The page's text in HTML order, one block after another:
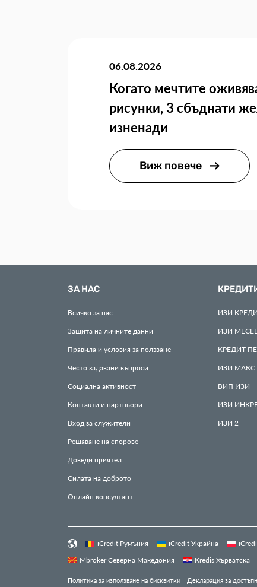
06.08.2026
Когато мечтите
рисунки, 3 сбъднати
изненади
Виж повече
ЗА НАС
Всичко за нас
Защита на личните данни
Правила и условия за ползване
Често задавани въпроси
Социална активност
Контакти и партньори
Вход за служители
Решаване на спорове
Доведи приятел
Силата на доброто
Онлайн консултант
ИЗИ
ИЗИ
КРЕДИТ
ИЗИ МАКС
ВИП ИЗИ
ИЗИ
ИЗИ 2
iCredit Румъния iCredit Украйна
Mbroker Северна Македония
Kredis Хърватска
Политика за използване на бисквитки Декларация за